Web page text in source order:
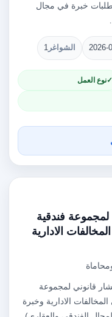
خبرة في مجال
2026- الشواغر 1
نوع العمل
فندقية
الادارية
قانوني لمجموعة
الادارية وخبرة